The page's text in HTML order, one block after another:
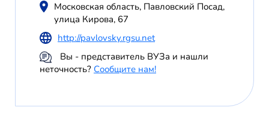
Московская область, Павловский Посад,
улица Кирова, 67
http://pavlovsky.rgsu.net
Вы - представитель ВУЗа и нашли
неточность? Сообщите нам!